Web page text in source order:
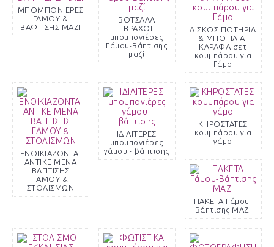
ΜΠΟΜΠΟΝΙΕΡΕΣ
ΓΑΜΟΥ &
ΒΑΦΤΙΣΗΣ MAZI
ΒΟΤΣΑΛΑ
-ΒΡΑΧΟΙ
μπομπονιέρες
Γάμου-Βάπτισης
μαζί
ΔΙΣΚΟΣ ΠΟΤΗΡΙΑ
& ΜΠΟΤΙΛΙΑ-
ΚΑΡΑΦΑ σετ
κουμπάρου για
Γάμο
ΕΝΟΙΚΙΑΖΟΝΤΑΙ
ΑΝΤΙΚΕΙΜΕΝΑ
ΒΑΠΤΙΣΗΣ
ΓΑΜΟΥ &
ΣΤΟΛΙΣΜΩΝ
ΙΔΙΑΙΤΕΡΕΣ
μπομπονιέρες
γάμου - βάπτισης
ΚΗΡΟΣΤΑΤΕΣ
κουμπάρου για
γάμο
ΠΑΚΕΤΑ Γάμου-
Βάπτισης ΜΑΖΙ